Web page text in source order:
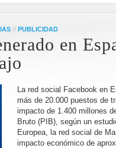
// PUBLICIDAD
en
La red social Facebook en
más de 20.000 puestos de
impacto de 1.400 millones
Bruto (PIB), según un
Europea, la red social de
impacto económico de